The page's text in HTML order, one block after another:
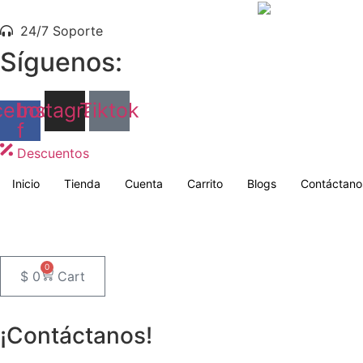
al
contenido
24/7 Soporte
Síguenos:
f
Instagram
Tiktok
Descuentos
Inicio Tienda Cuenta Carrito Blogs
$ 0
0
Cart
¡Contáctanos!